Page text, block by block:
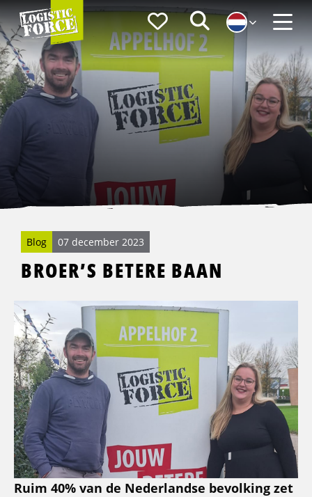
Logistic
Force
FavorietenZoeken
Menu
Blog 07 december 2023
BROER’S BETERE BAAN
Ruim 40% van de Nederlandse bevolking zet